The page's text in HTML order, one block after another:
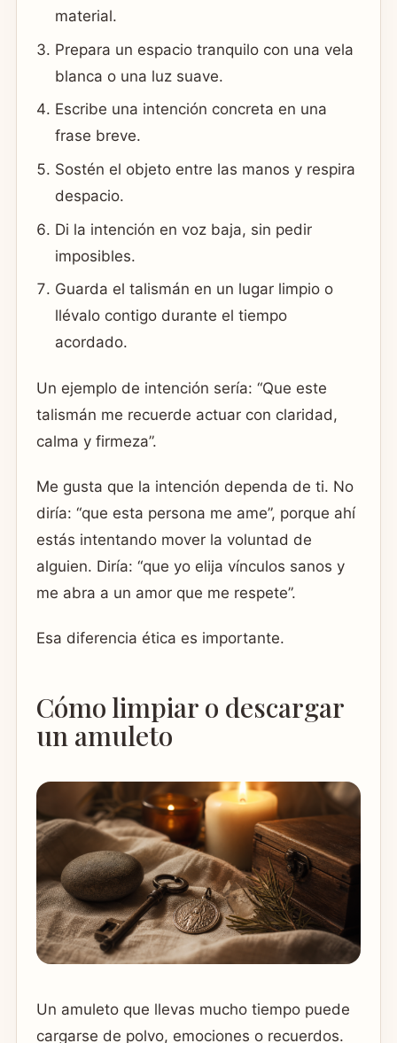
material.
Prepara un espacio tranquilo con una vela
blanca o una luz suave.
Escribe una intención concreta en una
frase breve.
Sostén el objeto entre las manos y respira
despacio.
Di la intención en voz baja, sin pedir
imposibles.
Guarda el talismán en un lugar limpio o
llévalo contigo durante el tiempo
acordado.
Un ejemplo de intención sería: “Que este
talismán me recuerde actuar con claridad,
calma y firmeza”.
Me gusta que la intención dependa de ti. No
diría: “que esta persona me ame”, porque ahí
estás intentando mover la voluntad de
alguien. Diría: “que yo elija vínculos sanos y
me abra a un amor que me respete”.
Esa diferencia ética es importante.
Cómo limpiar o descargar
un amuleto
Un amuleto que llevas mucho tiempo puede
cargarse de polvo, emociones o recuerdos.